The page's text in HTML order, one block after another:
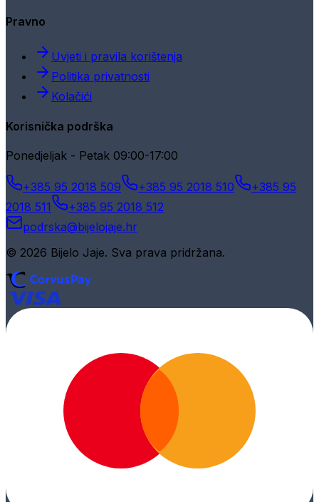
Pravno
Uvjeti i pravila korištenja
Politika privatnosti
Kolačići
Korisnička podrška
Ponedjeljak - Petak 09:00-17:00
+385 95 2018 509 +385 95 2018 510
+385 95
2018 511
+385 95 2018 512
podrska@bijelojaje.hr
© 2026 Bijelo Jaje. Sva prava pridržana.